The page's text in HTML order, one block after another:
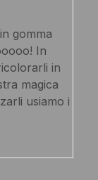
gomma
In
in
magica
usiamo i